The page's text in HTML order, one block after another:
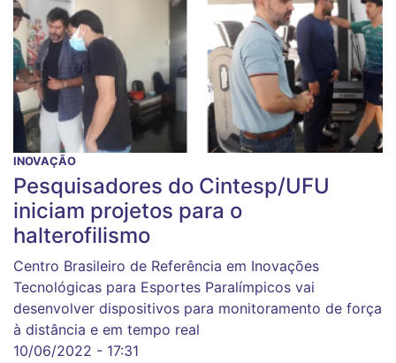
INOVAÇÃO
Pesquisadores do Cintesp/UFU
iniciam projetos para o
halterofilismo
Centro Brasileiro de Referência em Inovações
Tecnológicas para Esportes Paralímpicos vai
desenvolver dispositivos para monitoramento de força
à distância e em tempo real
10/06/2022 - 17:31